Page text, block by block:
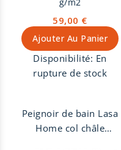
59,00 €
Ajouter Au Panier
Disponibilité: En
rupture de stock
Peignoir de bain Lasa
Home col châle